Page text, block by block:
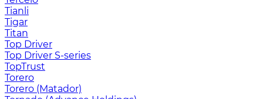
Tianli
Tigar
Titan
Top Driver
Top Driver S-series
TopTrust
Torero
Torero (Matador)